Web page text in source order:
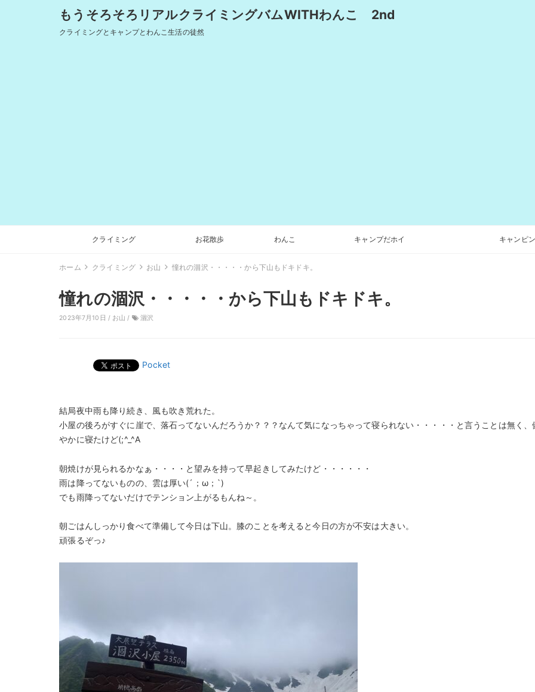
もうそろそろリアルクライミングバムWITHわんこ 2nd
クライミングとキャンプとわんこ生活の徒然
クライミング お花散歩 わんこ キャンプだホイ キャンピ
ホーム クライミング お山 憧れの涸沢・・・・・から下山もドキドキ。
憧れの涸沢・・・・・から下山もドキドキ。
2023年7月10日 / お山 / 涸沢
Pocket
結局夜中雨も降り続き、風も吹き荒れた。
小屋の後ろがすぐに崖で、落石ってないんだろうか？？？なんて気になっちゃって寝られない・・・・・と言うことは無く、
やかに寝たけど(;^_^A
朝焼けが見られるかなぁ・・・・と望みを持って早起きしてみたけど・・・・・・
雨は降ってないものの、雲は厚い(´；ω；`)
でも雨降ってないだけでテンション上がるもんね～。
朝ごはんしっかり食べて準備して今日は下山。膝のことを考えると今日の方が不安は大きい。
頑張るぞっ♪